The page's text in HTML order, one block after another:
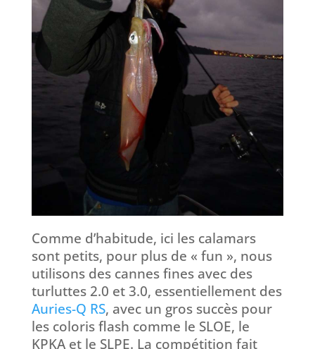
Comme d’habitude, ici les calamars
sont petits, pour plus de « fun », nous
utilisons des cannes fines avec des
turluttes 2.0 et 3.0, essentiellement des
Auries-Q RS, avec un gros succès pour
les coloris flash comme le SLOE, le
KPKA et le SLPE. La compétition fait